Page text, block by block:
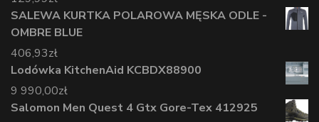
SALEWA KURTKA POLAROWA MĘSKA ODLE -
OMBRE BLUE
406,93zł
Lodówka KitchenAid KCBDX88900
9 990,00zł
Salomon Men Quest 4 Gtx Gore-Tex 412925